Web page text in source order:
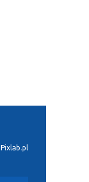
Pixlab.pl